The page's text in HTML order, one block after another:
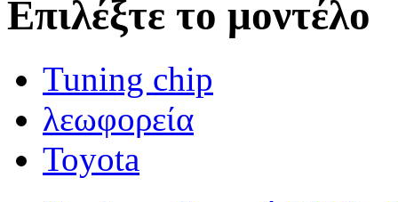
Επιλέξτε το μοντέλο
Tuning chip
λεωφορεία
Toyota